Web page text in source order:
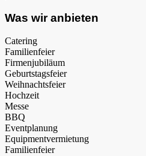
Was wir anbieten
Catering
Familienfeier
Firmenjubiläum
Geburtstagsfeier
Weihnachtsfeier
Hochzeit
Messe
BBQ
Eventplanung
Equipmentvermietung
Familienfeier